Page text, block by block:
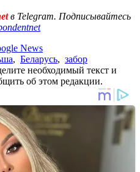
в Telegram. Подписывайтесь
News
, Беларусь, забор
необходимый текст и
об этом редакции.